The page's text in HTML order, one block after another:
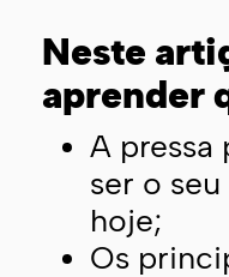
Neste
aprender
A pressa
ser o
hoje;
Os